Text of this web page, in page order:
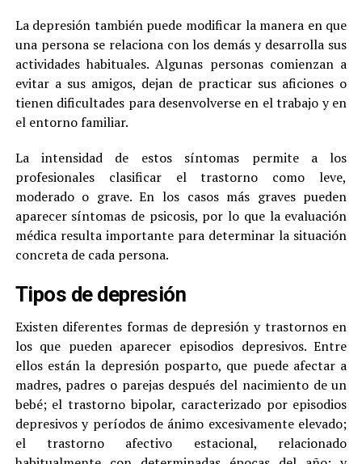
La depresión también puede modificar la manera en que
una persona se relaciona con los demás y desarrolla sus
actividades habituales. Algunas personas comienzan a
evitar a sus amigos, dejan de practicar sus aficiones o
tienen dificultades para desenvolverse en el trabajo y en
el entorno familiar.
La intensidad de estos síntomas permite a los
profesionales clasificar el trastorno como leve,
moderado o grave. En los casos más graves pueden
aparecer síntomas de psicosis, por lo que la evaluación
médica resulta importante para determinar la situación
concreta de cada persona.
Tipos de depresión
Existen diferentes formas de depresión y trastornos en
los que pueden aparecer episodios depresivos. Entre
ellos están la depresión posparto, que puede afectar a
madres, padres o parejas después del nacimiento de un
bebé; el trastorno bipolar, caracterizado por episodios
depresivos y períodos de ánimo excesivamente elevado;
el trastorno afectivo estacional, relacionado